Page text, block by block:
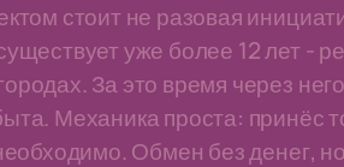
стоит не разовая
уже более 12 лет -
За это время через
Механика проста: принёс
Обмен без денег,